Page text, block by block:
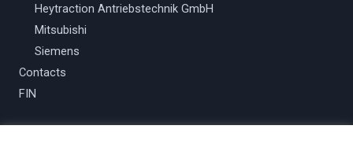
Heytraction Antriebstechnik GmbH
Mitsubishi
Siemens
Contacts
FIN